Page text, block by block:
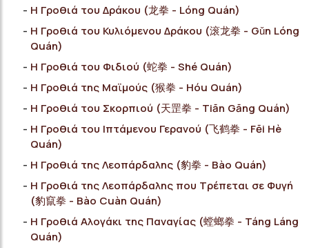
Η Γροθιά του Δράκου (龙拳 - Lóng Quán)
Η Γροθιά του Κυλιόμενου Δράκου (滚龙拳 - Gǔn Lóng
Quán)
Η Γροθιά του Φιδιού (蛇拳 - Shé Quán)
Η Γροθιά της Μαϊμούς (猴拳 - Hóu Quán)
Η Γροθιά του Σκορπιού (天罡拳 - Tiān Gāng Quán)
Η Γροθιά του Ιπτάμενου Γερανού (飞鹤拳 - Fēi Ηè
Quán)
Η Γροθιά της Λεοπάρδαλης (豹拳 - Bào Quán)
Η Γροθιά της Λεοπάρδαλης που Τρέπεται σε Φυγή
(豹竄拳 - Bào Cuàn Quán)
Η Γροθιά Αλογάκι της Παναγίας (螳螂拳 - Táng Láng
Quán)